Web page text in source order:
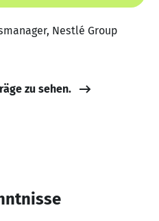
Nestlé Group
zu sehen.